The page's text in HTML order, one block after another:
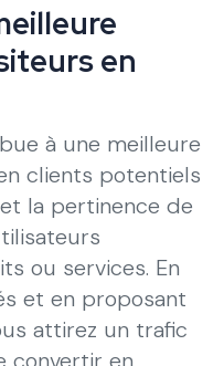
en
à une meilleure
clients potentiels
la pertinence de
ou services. En
et en proposant
attirez un trafic
convertir en